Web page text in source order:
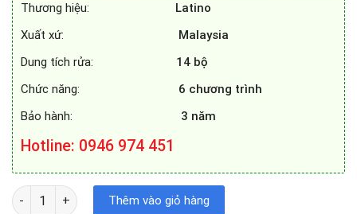
20.000.000₫.
Thương hiệu:
Latino
Xuất xứ:
Malaysia
Dung tích rửa: 14 bộ
Chức năng: 6 chương trình
Bảo hành:
3 năm
Hotline: 0946 974 451
MÁY RỬA BÁT LATINO SMB14EU NEW số lượng
Thêm vào giỏ hàng